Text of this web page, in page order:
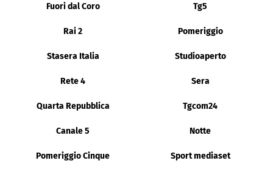
Fuori dal Coro Tg5
Rai 2 Pomeriggio
Stasera Italia Studioaperto
Rete 4 Sera
Quarta Repubblica Tgcom24
Canale 5 Notte
Pomeriggio Cinque Sport mediaset